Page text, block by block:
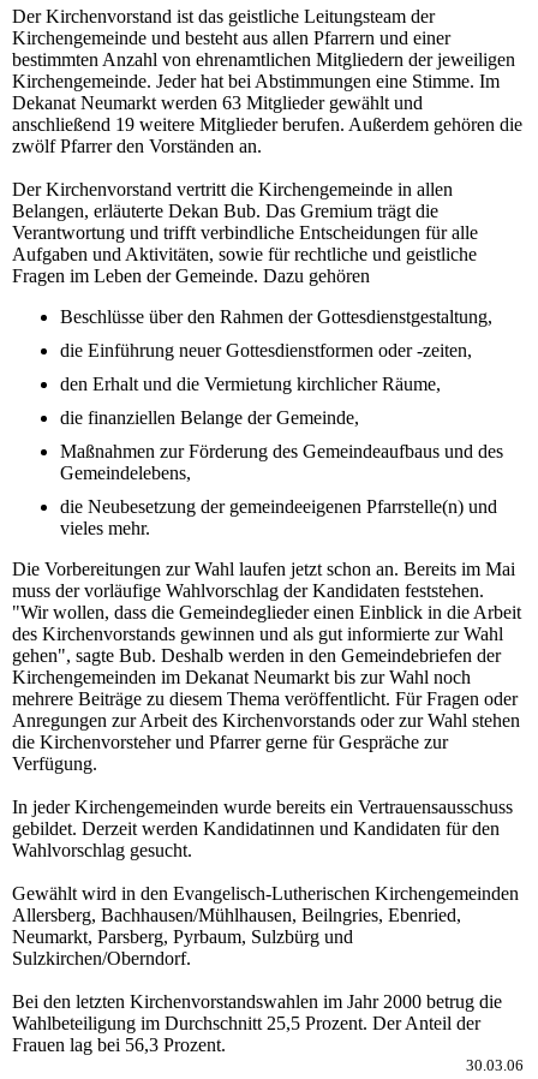
Der Kirchenvorstand ist das geistliche Leitungsteam der
Kirchengemeinde und besteht aus allen Pfarrern und einer
bestimmten Anzahl von ehrenamtlichen Mitgliedern der jeweiligen
Kirchengemeinde. Jeder hat bei Abstimmungen eine Stimme. Im
Dekanat Neumarkt werden 63 Mitglieder gewählt und
anschließend 19 weitere Mitglieder berufen. Außerdem gehören die
zwölf Pfarrer den Vorständen an.
Der Kirchenvorstand vertritt die Kirchengemeinde in allen
Belangen, erläuterte Dekan Bub. Das Gremium trägt die
Verantwortung und trifft verbindliche Entscheidungen für alle
Aufgaben und Aktivitäten, sowie für rechtliche und geistliche
Fragen im Leben der Gemeinde. Dazu gehören
Beschlüsse über den Rahmen der Gottesdienstgestaltung,
die Einführung neuer Gottesdienstformen oder -zeiten,
den Erhalt und die Vermietung kirchlicher Räume,
die finanziellen Belange der Gemeinde,
Maßnahmen zur Förderung des Gemeindeaufbaus und des
Gemeindelebens,
die Neubesetzung der gemeindeeigenen Pfarrstelle(n) und
vieles mehr.
Die Vorbereitungen zur Wahl laufen jetzt schon an. Bereits im Mai
muss der vorläufige Wahlvorschlag der Kandidaten feststehen.
"Wir wollen, dass die Gemeindeglieder einen Einblick in die Arbeit
des Kirchenvorstands gewinnen und als gut informierte zur Wahl
gehen", sagte Bub. Deshalb werden in den Gemeindebriefen der
Kirchengemeinden im Dekanat Neumarkt bis zur Wahl noch
mehrere Beiträge zu diesem Thema veröffentlicht. Für Fragen oder
Anregungen zur Arbeit des Kirchenvorstands oder zur Wahl stehen
die Kirchenvorsteher und Pfarrer gerne für Gespräche zur
Verfügung.
In jeder Kirchengemeinden wurde bereits ein Vertrauensausschuss
gebildet. Derzeit werden Kandidatinnen und Kandidaten für den
Wahlvorschlag gesucht.
Gewählt wird in den Evangelisch-Lutherischen Kirchengemeinden
Allersberg, Bachhausen/Mühlhausen, Beilngries, Ebenried,
Neumarkt, Parsberg, Pyrbaum, Sulzbürg und
Sulzkirchen/Oberndorf.
Bei den letzten Kirchenvorstandswahlen im Jahr 2000 betrug die
Wahlbeteiligung im Durchschnitt 25,5 Prozent. Der Anteil der
Frauen lag bei 56,3 Prozent.
30.03.06